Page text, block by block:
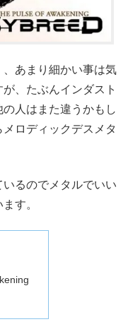
、あまり細かい事は気
、たぶんインダスト
人はまた違うかもし
ロディックデスメタ
るのでメタルでいい
す。